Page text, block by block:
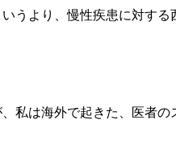
うより、慢性疾患に対する
私は海外で起きた、医者の